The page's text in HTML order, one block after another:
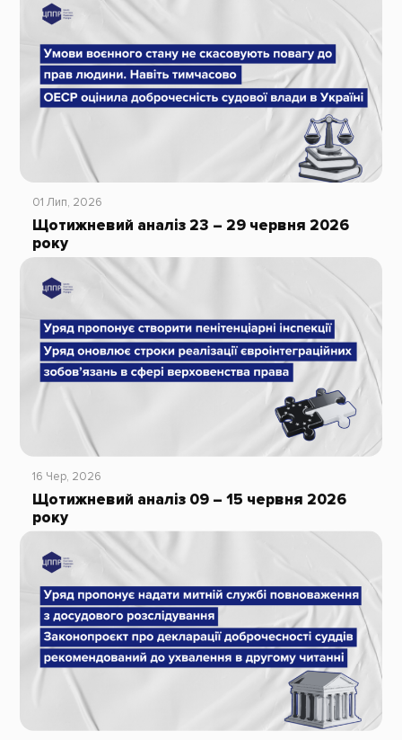
01 Лип, 2026
Щотижневий аналіз 23 – 29 червня 2026
року
16 Чер, 2026
Щотижневий аналіз 09 – 15 червня 2026
року